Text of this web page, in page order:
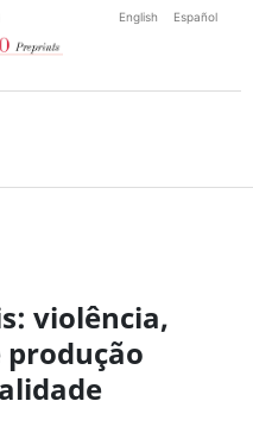
English Español
violência,